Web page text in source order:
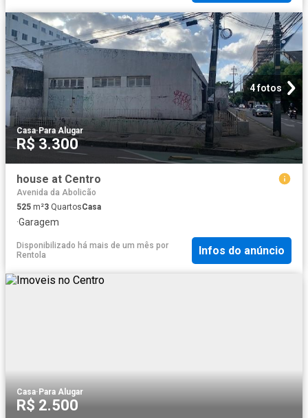
4 fotos
Casa· Para Alugar
R$ 3.300
house at Centro
Avenida da Abolicão
525 m²3 QuartosCasa
·Garagem
Disponibilizado há mais de um mês por
Rentola
Infos do anúncio
Casa·Para Alugar
R$ 2.500